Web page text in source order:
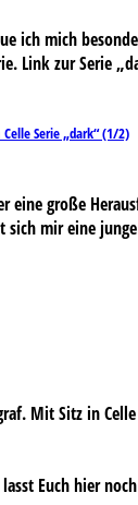
ich mich
Link zur Serie
Serie „dark“ (1/2)
eine große
mir eine
Mit Sitz in
Euch hier